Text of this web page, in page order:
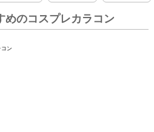
めのコスプレカラコン
ン